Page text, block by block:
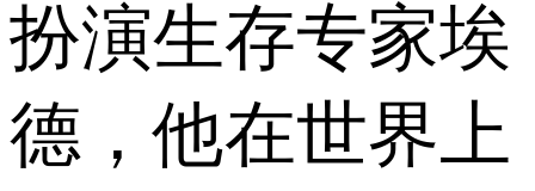
扮演生存专家埃
德，他在世界上